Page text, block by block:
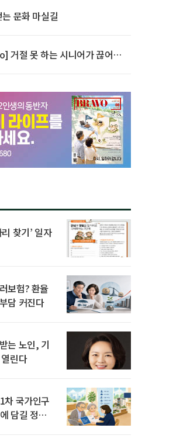
문화 마실길
거절 못 하는 시니어가 끊어야
찾기’ 일자
보험? 환율
담 커진다
는 노인, 기
린다
차 국가인구
담길 정책